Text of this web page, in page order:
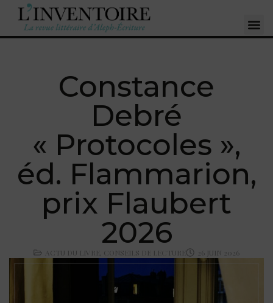
Constance
Debré
« Protocoles »,
éd. Flammarion,
prix Flaubert
2026
ACTU DU LIVRE CONSEILS DE LECTURE 26 JUIN 2026